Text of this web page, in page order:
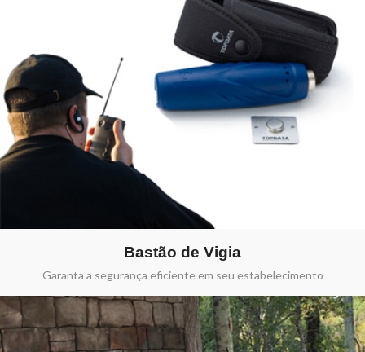
Bastão de Vigia
Garanta a segurança eficiente em seu estabelecimento